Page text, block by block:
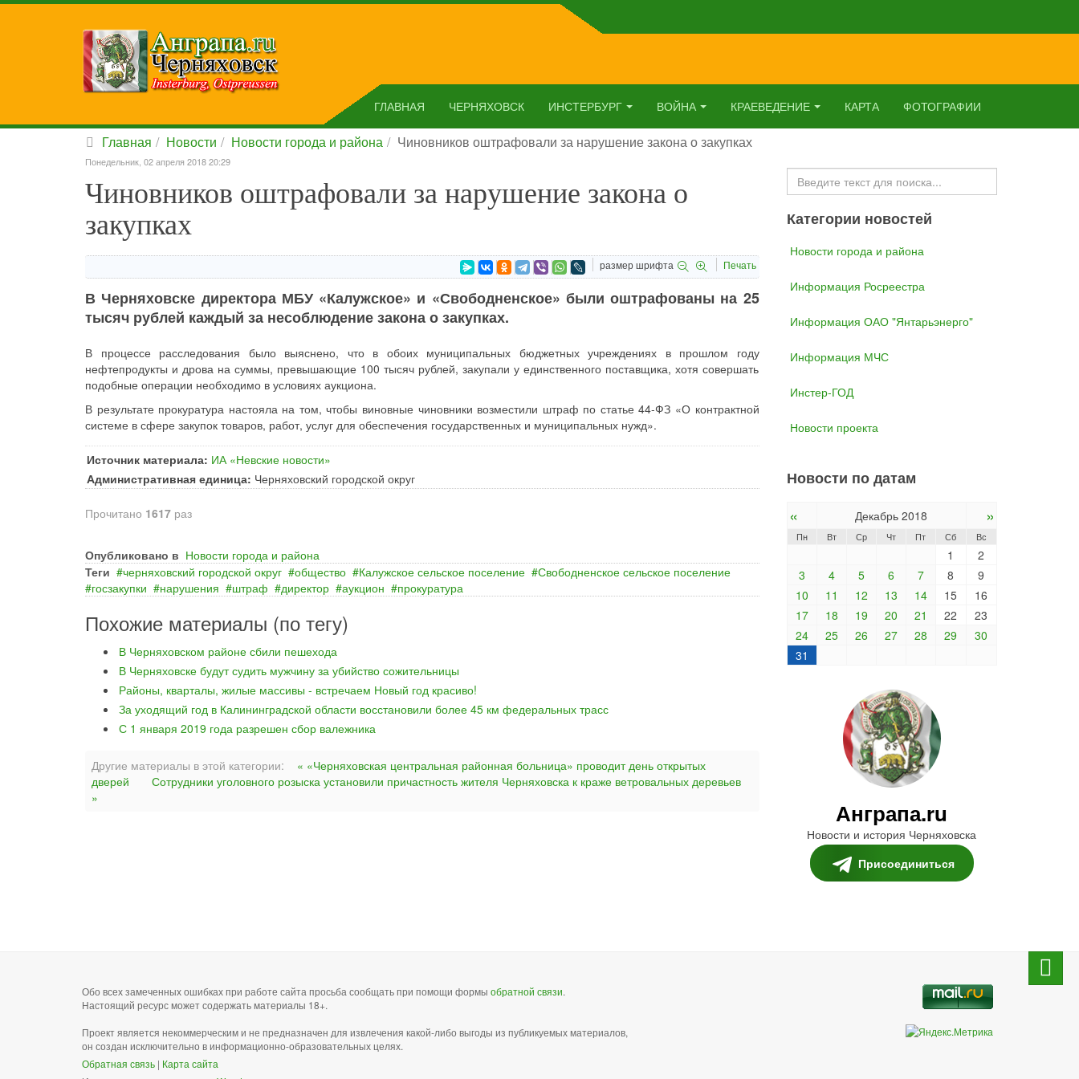
ГЛАВНАЯ ЧЕРНЯХОВСК ИНСТЕРБУРГ ВОЙНА КРАЕВЕДЕНИЕ КАРТА ФОТОГРАФИИ
Главная Новости Новости города и района Чиновников оштрафовали за нарушение закона о закупках
Понедельник, 02 апреля 2018 20:29
Чиновников оштрафовали за нарушение закона о
закупках
размер шрифта Печать
В Черняховске директора МБУ «Калужское» и «Свободненское» были оштрафованы на 25
тысяч рублей каждый за несоблюдение закона о закупках.
В процессе расследования было выяснено, что в обоих муниципальных бюджетных учреждениях в прошлом году
нефтепродукты и дрова на суммы, превышающие 100 тысяч рублей, закупали у единственного поставщика, хотя совершать
подобные операции необходимо в условиях аукциона.
В результате прокуратура настояла на том, чтобы виновные чиновники возместили штраф по статье 44-ФЗ «О контрактной
системе в сфере закупок товаров, работ, услуг для обеспечения государственных и муниципальных нужд».
Источник материала: ИА «Невские новости»
Административная единица: Черняховский городской округ
Прочитано 1617 раз
Опубликовано в Новости города и района
Теги
черняховский городской округ общество Калужское сельское поселение
Свободненское сельское поселение
госзакупки
нарушения штраф директор аукцион прокуратура
Похожие материалы (по тегу)
В Черняховском районе сбили пешехода
В Черняховске будут судить мужчину за убийство сожительницы
Районы, кварталы, жилые массивы - встречаем Новый год красиво!
За уходящий год в Калининградской области восстановили более 45 км федеральных трасс
С 1 января 2019 года разрешен сбор валежника
Другие материалы в этой категории:
« «Черняховская центральная районная больница» проводит день открытых
дверей
Сотрудники уголовного розыска установили причастность жителя Черняховска к краже ветровальных деревьев
»
Искать...
Категории новостей
Новости города и района
Информация Росреестра
Информация ОАО "Янтарьэнерго"
Информация МЧС
Инстер-ГОД
Новости проекта
Новости по датам
« Декабрь 2018 »
Пн Вт Ср Чт Пт Сб Вс
1
2
3
4 5 6 7 8
9
10
11 12 13 14 15
16
17
18 19 20 21 22
23
24
25 26 27 28 29
30
31
Анграпа.ru
Новости и история Черняховска
Присоединиться
Обо всех замеченных ошибках при работе сайта просьба сообщать при помощи формы обратной связи.
Настоящий ресурс может содержать материалы 18+.
Проект является некоммерческим и не предназначен для извлечения какой-либо выгоды из публикуемых материалов,
он создан исключительно в информационно-образовательных целях.
Обратная связь | Карта сайта